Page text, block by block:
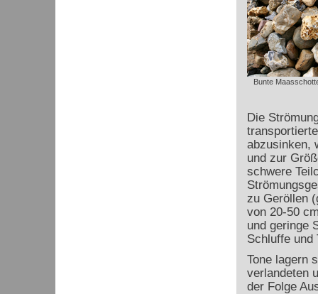
Bunte
Die
abzusinken,
und zur
schwere
zu Geröllen
von 20-50
und geringe
Schluffe und
Tone lagern
verlandeten
der Folge